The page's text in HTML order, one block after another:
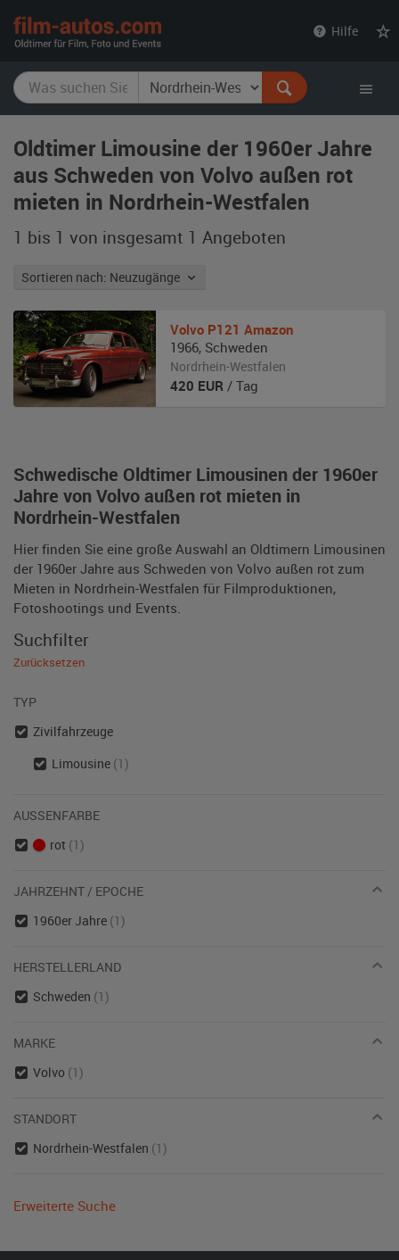
Hilfe
Oldtimer Limousine der 1960er Jahre
aus Schweden von Volvo außen rot
mieten in Nordrhein-Westfalen
1 bis 1 von insgesamt 1 Angeboten
Sortieren nach: Neuzugänge
Schwedische Oldtimer Limousinen der 1960er
Jahre von Volvo außen rot mieten in
Nordrhein-Westfalen
Hier finden Sie eine große Auswahl an Oldtimern Limousinen
der 1960er Jahre aus Schweden von Volvo außen rot zum
Mieten in Nordrhein-Westfalen für Filmproduktionen,
Fotoshootings und Events.
Volvo P121 Amazon
1966, Schweden
Nordrhein-Westfalen
420 EUR / Tag
Suchfilter
Zurücksetzen
TYP
Zivilfahrzeuge
Limousine (1)
AUSSENFARBE
rot (1)
JAHRZEHNT / EPOCHE
1960er Jahre (1)
HERSTELLERLAND
Schweden (1)
MARKE
Volvo (1)
STANDORT
Nordrhein-Westfalen (1)
Erweiterte Suche